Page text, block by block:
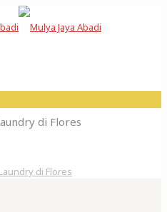
di Flores
di Flores